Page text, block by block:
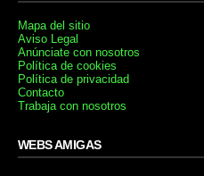
Mapa del sitio
Aviso Legal
Anúnciate con nosotros
Política de cookies
Política de privacidad
Contacto
Trabaja con nosotros
WEBS AMIGAS